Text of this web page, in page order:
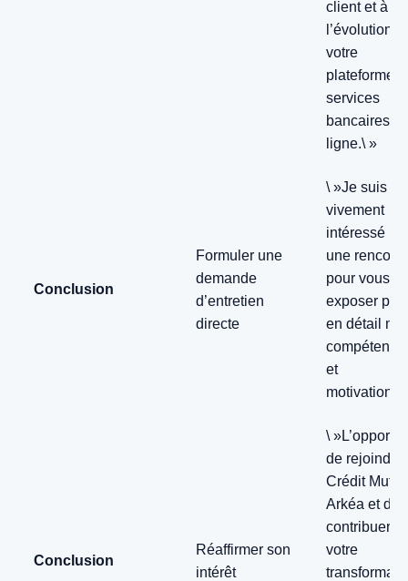
client et à
l’évolution
votre
plateforme
services
bancaires
ligne.\ »
Conclusion
Formuler une
demande
d’entretien
directe
\ »Je suis
vivement
intéressé
une
pour vous
exposer plus
en détail
et
Conclusion
Réaffirmer son
intérêt
\
de rejoindre
Crédit
Arkéa et de
contribuer à
votre